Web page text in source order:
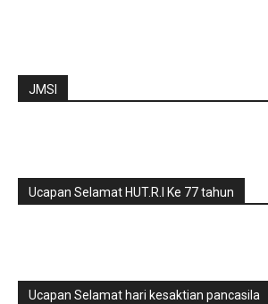
JMSI
Ucapan Selamat HUT.R.I Ke 77 tahun
Ucapan Selamat hari kesaktian pancasila